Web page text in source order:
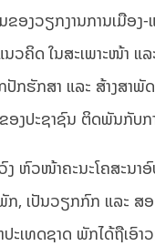
ອງວຽກງານການເມືອງ
ນວຄິດ ໃນສະເພາະໜ້າ
ປັກຮັກສາ ແລະ ສ້າງສາ
ອງປະຊາຊົນ ຕິດພັນກັບ
ງ ຫົວໜ້າຄະນະໂຄສະນາ
ກ, ເປັນວຽກກົກ ແລະ ສ
ປະເທດຊາດ ພັກໄດ້ຖືເອົ